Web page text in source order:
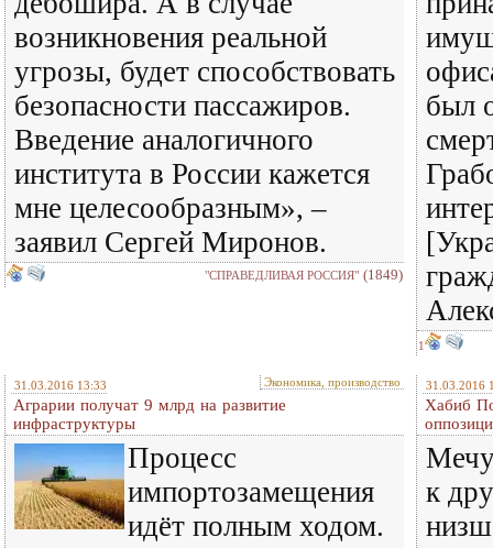
возникновения реальной
угрозы, будет способствовать
безопасности пассажиров.
Введение аналогичного
института в России кажется
мне целесообразным», –
заявил Сергей Миронов.
"СПРАВЕДЛИВАЯ РОССИЯ" (1849)
был
1
31.03.2016 13:33 Экономика, производство
Аграрии получат 9 млрд на развитие
инфраструктуры
Процесс
импортозамещения
идёт полным ходом.
31.03.2016
Хабиб
к